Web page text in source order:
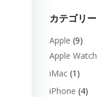
カテゴリー
Apple (9)
Apple Watch
iMac(1)
iPhone (4)